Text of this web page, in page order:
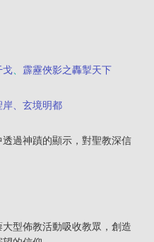
戈 霹靂俠影之轟掣天下
、玄境明都
過神蹟的顯示，對聖教深信
型佈教活動吸收教眾，創造